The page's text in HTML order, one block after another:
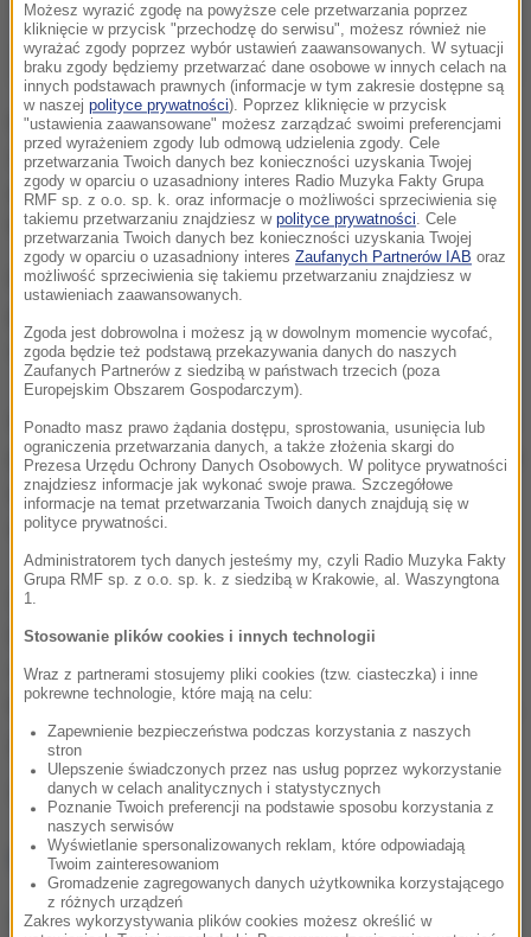
Najbliższy pojedynek Pacquiao miał zaplanowany na
23 kwietnia w Zjednoczonych Emiratach Arabskich,
gdzie miał boksować z Australijczykiem Jeffem
Hornem.
Niespodziewana ankieta, której zażyczył sobie
czy wyjdzie do ringu przeciwko Pacquiao.
W głosowaniu kibice opowiedzieli się za Khanem (48
proc.), drugie miejsce zajął inny Brytyjczyk Kell Brook
(24), trzecie Amerykanin Terence Crawford (21), a
ostatnie właśnie Horn (7).
38-letni "PacMan" Pacquiao w listopadzie pokonał w
Las Vegas Jessiego Vargasa (USA) i odebrał mu pas
czempiona federacji WBO w kategorii półśredniej.
Filipińczyk był mistrzem świata w ośmiu kategoriach,
jest legendą tego sportu.
Źródło: RMF24/PAP
NAJWAŻNIEJSZE FAKTY
„To był dobry dzień”. Iga
Możesz wyrazić zgodę na powyższe cele przetwarzania poprzez
kliknięcie w przycisk "przechodzę do serwisu", możesz również nie
wyrażać zgody poprzez wybór ustawień zaawansowanych. W sytuacji
braku zgody będziemy przetwarzać dane osobowe w innych celach na
innych podstawach prawnych (informacje w tym zakresie dostępne są
w naszej polityce prywatności). Poprzez kliknięcie w przycisk
"ustawienia zaawansowane" możesz zarządzać swoimi preferencjami
przed wyrażeniem zgody lub odmową udzielenia zgody. Cele
przetwarzania Twoich danych bez konieczności uzyskania Twojej
zgody w oparciu o uzasadniony interes Radio Muzyka Fakty Grupa
RMF sp. z o.o. sp. k. oraz informacje o możliwości sprzeciwienia się
takiemu przetwarzaniu znajdziesz w polityce prywatności. Cele
przetwarzania Twoich danych bez konieczności uzyskania Twojej
zgody w oparciu o uzasadniony interes Zaufanych Partnerów IAB oraz
możliwość sprzeciwienia się takiemu przetwarzaniu znajdziesz w
ustawieniach zaawansowanych.
Zgoda jest dobrowolna i możesz ją w dowolnym momencie wycofać,
zgoda będzie też podstawą przekazywania danych do naszych
Zaufanych Partnerów z siedzibą w państwach trzecich (poza
Europejskim Obszarem Gospodarczym).
Ponadto masz prawo żądania dostępu, sprostowania, usunięcia lub
ograniczenia przetwarzania danych, a także złożenia skargi do
Prezesa Urzędu Ochrony Danych Osobowych. W polityce prywatności
znajdziesz informacje jak wykonać swoje prawa. Szczegółowe
informacje na temat przetwarzania Twoich danych znajdują się w
polityce prywatności.
Administratorem tych danych jesteśmy my, czyli Radio Muzyka Fakty
Grupa RMF sp. z o.o. sp. k. z siedzibą w Krakowie, al. Waszyngtona
1.
Stosowanie plików cookies i innych technologii
Wraz z partnerami stosujemy pliki cookies (tzw. ciasteczka) i inne
pokrewne technologie, które mają na celu:
Zapewnienie bezpieczeństwa podczas korzystania z naszych
stron
Ulepszenie świadczonych przez nas usług poprzez wykorzystanie
danych w celach analitycznych i statystycznych
Poznanie Twoich preferencji na podstawie sposobu korzystania z
naszych serwisów
Wyświetlanie spersonalizowanych reklam, które odpowiadają
Twoim zainteresowaniom
Gromadzenie zagregowanych danych użytkownika korzystającego
z różnych urządzeń
Zakres wykorzystywania plików cookies możesz określić w